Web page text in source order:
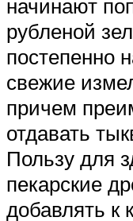
начинают
рубленой
постепенно
свежие
причем
отдавать
Пользу для
пекарские
добавлять к